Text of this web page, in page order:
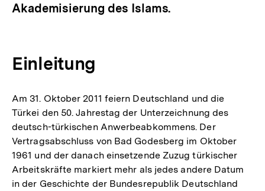
Akademisierung des Islams.
Einleitung
Am 31. Oktober 2011 feiern Deutschland und die
Türkei den 50. Jahrestag der Unterzeichnung des
deutsch-türkischen Anwerbeabkommens. Der
Vertragsabschluss von Bad Godesberg im Oktober
1961 und der danach einsetzende Zuzug türkischer
Arbeitskräfte markiert mehr als jedes andere Datum
in der Geschichte der Bundesrepublik Deutschland